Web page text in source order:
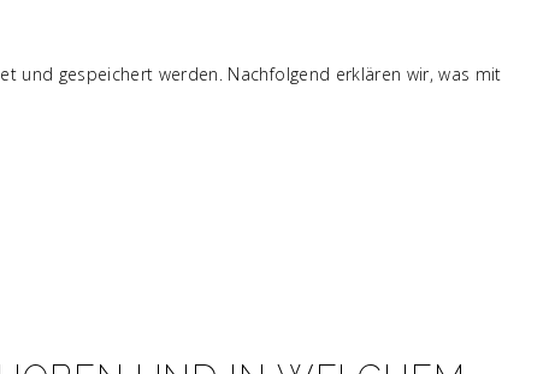
und gespeichert werden. Nachfolgend erklären wir, was mit